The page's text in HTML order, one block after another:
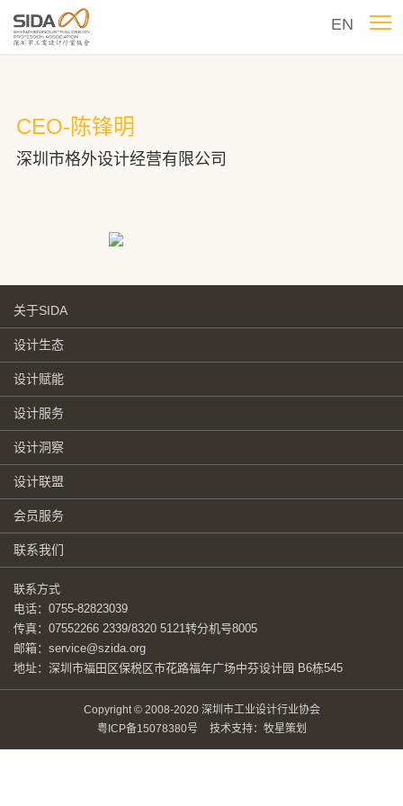
EN
CEO-陈锋明
深圳市格外设计经营有限公司
关于SIDA
设计生态
设计赋能
设计服务
设计洞察
设计联盟
会员服务
联系我们
联系方式
电话：0755-82823039
传真：07552266 2339/8320 5121转分机号8005
邮箱：service@szida.org
地址：深圳市福田区保税区市花路福年广场中芬设计园 B6栋545
Copyright © 2008-2020 深圳市工业设计行业协会
粤ICP备15078380号
技术支持：牧星策划